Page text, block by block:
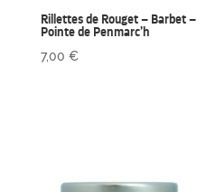
Rillettes de Rouget – Barbet –
Pointe de Penmarc’h
7,00 €